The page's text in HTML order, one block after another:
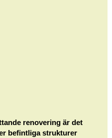
renovering är det
befintliga strukturer